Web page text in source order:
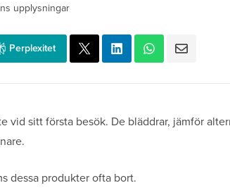
upplysningar
Perplexitet
vid sitt första besök. De bläddrar, jämför
dessa produkter ofta bort.